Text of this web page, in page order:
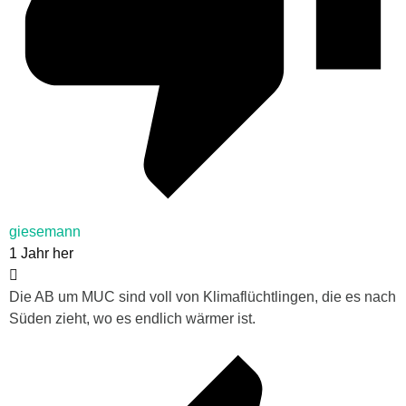
giesemann
1 Jahr her
Die AB um MUC sind voll von Klimaflüchtlingen, die es nach
Süden zieht, wo es endlich wärmer ist.